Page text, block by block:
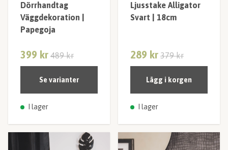
Dörrhandtag
Väggdekoration |
Papegoja
399 kr 489 kr
Se varianter
I lager
Ljusstake Alligator
Svart | 18cm
289 kr 379 kr
Lägg i korgen
I lager